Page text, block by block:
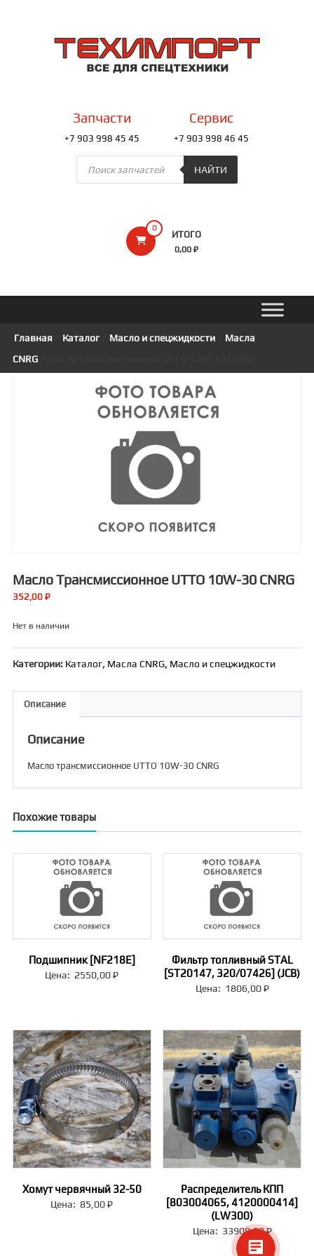
содержимомуТЕХИМПОРТ
Всё
0
ИТОГО
0,00 ₽
Запчасти
+7 903 998 45 45
Сервис
+7 903 998 46 45
Поиск
товаров
НАЙТИ
Главная Каталог/ Масло и спецжидкости/
Масла
CNRG/ Масло трансмиссионное UTTO 10W-30 CNRG
Масло Трансмиссионное UTTO 10W-30 CNRG
352,00 ₽
Нет в наличии
Категории: Каталог, Масла CNRG, Масло и спецжидкости
Описание
Описание
Масло трансмиссионное UTTO 10W-30 CNRG
Похожие товары
Подшипник [NF218E]
Цена: 2550,00₽
Фильтр топливный STAL
[ST20147, 320/07426] (JCB)
Цена: 1806,00₽
Хомут червячный 32-50
Цена: 85,00₽
Распределитель КПП
[803004065, 4120000414]
(LW300)
Цена: 33909,00₽